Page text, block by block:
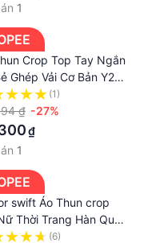
1
Crop Top Tay Ngắn
Ghép Vải Cơ Bản Y2k
Dành Cho Bạn Nữ
(1)
₫ -27%
₫
1
swift Áo Thun crop
Thời Trang Hàn Quốc
tour cyber y2k
(6)